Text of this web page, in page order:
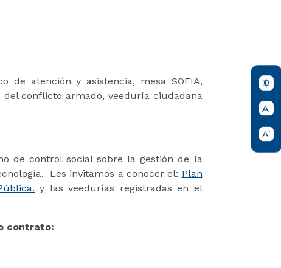
de atención y asistencia, mesa SOFIA,
conflicto armado, veeduría ciudadana
de control social sobre la gestión de la
Les invitamos a conocer el: Plan
y las veedurías registradas en el
o contrato: